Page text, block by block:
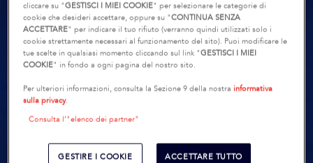
cliccare su "GESTISCI I MIEI COOKIE" per selezionare le categorie di
cookie che desideri accettare, oppure su "CONTINUA SENZA
ACCETTARE" per indicare il tuo rifiuto (verranno quindi utilizzati solo i
cookie strettamente necessari al funzionamento del sito). Puoi modificare le
tue scelte in qualsiasi momento cliccando sul link "GESTISCI I MIEI
COOKIE" in fondo a ogni pagina del nostro sito.
Per ulteriori informazioni, consulta la Sezione 9 della nostra informativa
sulla privacy.
Consulta l’"elenco dei partner"
GESTIRE I COOKIE ACCETTARE TUTTO